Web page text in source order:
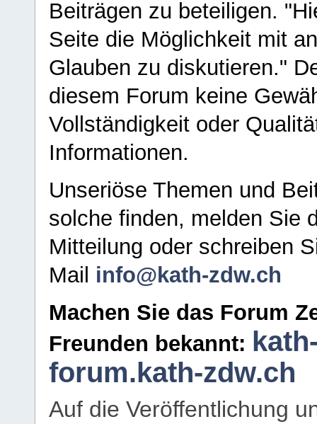
Beiträgen zu beteiligen.
Seite die Möglichkeit mit
Glauben zu diskutieren."
diesem Forum keine
Vollständigkeit oder
Informationen.
Unseriöse Themen und
solche finden, melden Sie
Mitteilung oder schreiben
Mail info@kath-zdw.ch
Machen Sie das Forum
Freunden bekannt:
forum.kath-zdw.ch
Auf die Veröffentlichung